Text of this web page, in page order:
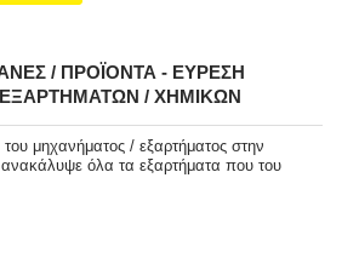
/ ΠΡΟΪΌΝΤΑ - ΕΎΡΕΣΗ
/ ΧΗΜΙΚΏΝ
μηχανήματος / εξαρτήματος στην
όλα τα εξαρτήματα που του